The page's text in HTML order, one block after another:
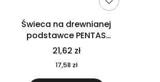
Świeca na drewnianej
podstawce PENTAS
MO6282-40
21,62 zł
17,58 zł